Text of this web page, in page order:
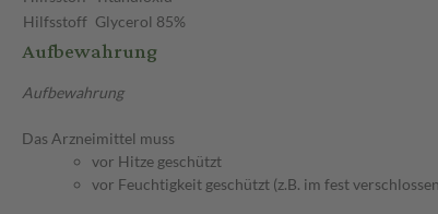
Hilfsstoff Glycerol 85%
Aufbewahrung
Aufbewahrung
Das Arzneimittel muss
vor Hitze geschützt
vor Feuchtigkeit geschützt (z.B. im fest